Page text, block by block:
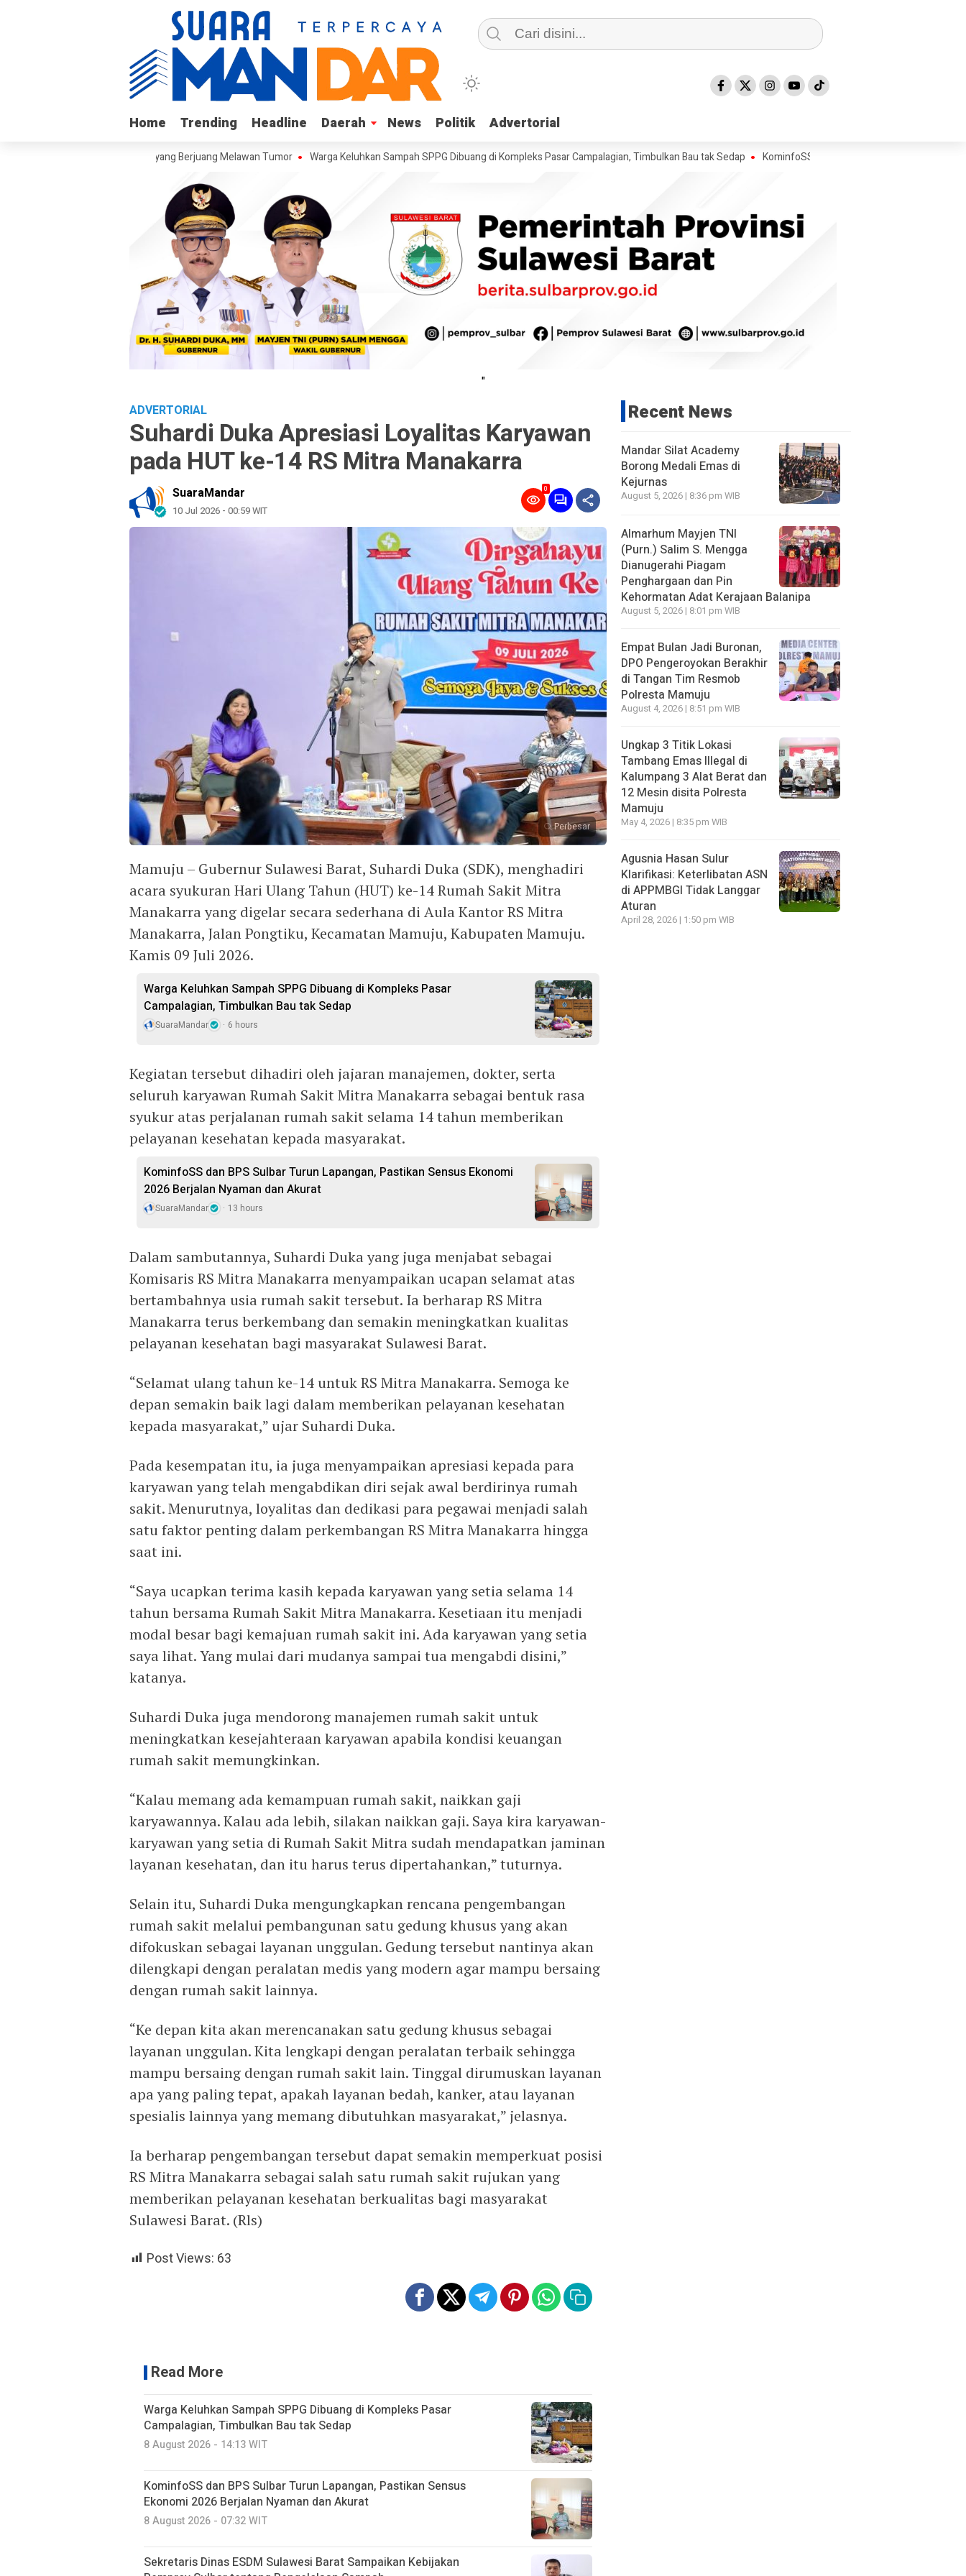
Home Trending Headline Daerah News Politik Advertorial
Home Trending Headline Daerah News Politik Advertorial
Arif, Remaja Kalukku yang Berjuang Melawan Tumor Warga Keluhkan Sampah SPPG Dibuang di Kompleks Pasar Campalagian, Timbulkan Bau tak Sedap KominfoSS dan BPS Sulbar Turun Lapangan, Pastikan
"
ADVERTORIAL
Suhardi Duka Apresiasi Loyalitas Karyawan
pada HUT ke-14 RS Mitra Manakarra
SuaraMandar
10 Jul 2026 - 00:59 WIT
0
Perbesar
Mamuju – Gubernur Sulawesi Barat, Suhardi Duka (SDK), menghadiri
acara syukuran Hari Ulang Tahun (HUT) ke-14 Rumah Sakit Mitra
Manakarra yang digelar secara sederhana di Aula Kantor RS Mitra
Manakarra, Jalan Pongtiku, Kecamatan Mamuju, Kabupaten Mamuju.
Kamis 09 Juli 2026.
Warga Keluhkan Sampah SPPG Dibuang di Kompleks Pasar
Campalagian, Timbulkan Bau tak Sedap
SuaraMandar 6 hours
Kegiatan tersebut dihadiri oleh jajaran manajemen, dokter, serta
seluruh karyawan Rumah Sakit Mitra Manakarra sebagai bentuk rasa
syukur atas perjalanan rumah sakit selama 14 tahun memberikan
pelayanan kesehatan kepada masyarakat.
KominfoSS dan BPS Sulbar Turun Lapangan, Pastikan Sensus Ekonomi
2026 Berjalan Nyaman dan Akurat
SuaraMandar 13 hours
Dalam sambutannya, Suhardi Duka yang juga menjabat sebagai
Komisaris RS Mitra Manakarra menyampaikan ucapan selamat atas
bertambahnya usia rumah sakit tersebut. Ia berharap RS Mitra
Manakarra terus berkembang dan semakin meningkatkan kualitas
pelayanan kesehatan bagi masyarakat Sulawesi Barat.
“Selamat ulang tahun ke-14 untuk RS Mitra Manakarra. Semoga ke
depan semakin baik lagi dalam memberikan pelayanan kesehatan
kepada masyarakat,” ujar Suhardi Duka.
Pada kesempatan itu, ia juga menyampaikan apresiasi kepada para
karyawan yang telah mengabdikan diri sejak awal berdirinya rumah
sakit. Menurutnya, loyalitas dan dedikasi para pegawai menjadi salah
satu faktor penting dalam perkembangan RS Mitra Manakarra hingga
saat ini.
“Saya ucapkan terima kasih kepada karyawan yang setia selama 14
tahun bersama Rumah Sakit Mitra Manakarra. Kesetiaan itu menjadi
modal besar bagi kemajuan rumah sakit ini. Ada karyawan yang setia
saya lihat. Yang mulai dari mudanya sampai tua mengabdi disini,”
katanya.
Suhardi Duka juga mendorong manajemen rumah sakit untuk
meningkatkan kesejahteraan karyawan apabila kondisi keuangan
rumah sakit memungkinkan.
“Kalau memang ada kemampuan rumah sakit, naikkan gaji
karyawannya. Kalau ada lebih, silakan naikkan gaji. Saya kira karyawan-
karyawan yang setia di Rumah Sakit Mitra sudah mendapatkan jaminan
layanan kesehatan, dan itu harus terus dipertahankan,” tuturnya.
Selain itu, Suhardi Duka mengungkapkan rencana pengembangan
rumah sakit melalui pembangunan satu gedung khusus yang akan
difokuskan sebagai layanan unggulan. Gedung tersebut nantinya akan
dilengkapi dengan peralatan medis yang modern agar mampu bersaing
dengan rumah sakit lainnya.
“Ke depan kita akan merencanakan satu gedung khusus sebagai
layanan unggulan. Kita lengkapi dengan peralatan terbaik sehingga
mampu bersaing dengan rumah sakit lain. Tinggal dirumuskan layanan
apa yang paling tepat, apakah layanan bedah, kanker, atau layanan
spesialis lainnya yang memang dibutuhkan masyarakat,” jelasnya.
Ia berharap pengembangan tersebut dapat semakin memperkuat posisi
RS Mitra Manakarra sebagai salah satu rumah sakit rujukan yang
memberikan pelayanan kesehatan berkualitas bagi masyarakat
Sulawesi Barat. (Rls)
Post Views: 63
Read More
Warga Keluhkan Sampah SPPG Dibuang di Kompleks Pasar
Campalagian, Timbulkan Bau tak Sedap
8 August 2026 - 14:13 WIT
KominfoSS dan BPS Sulbar Turun Lapangan, Pastikan Sensus
Ekonomi 2026 Berjalan Nyaman dan Akurat
8 August 2026 - 07:32 WIT
Sekretaris Dinas ESDM Sulawesi Barat Sampaikan Kebijakan
Recent News
Mandar Silat Academy
Borong Medali Emas di
Kejurnas
August 5, 2026 | 8:36 pm WIB
Almarhum Mayjen TNI
(Purn.) Salim S. Mengga
Dianugerahi Piagam
Penghargaan dan Pin
Kehormatan Adat Kerajaan Balanipa
August 5, 2026 | 8:01 pm WIB
Empat Bulan Jadi Buronan,
DPO Pengeroyokan Berakhir
di Tangan Tim Resmob
Polresta Mamuju
August 4, 2026 | 8:51 pm WIB
Ungkap 3 Titik Lokasi
Tambang Emas Illegal di
Kalumpang 3 Alat Berat dan
12 Mesin disita Polresta
Mamuju
May 4, 2026 | 8:35 pm WIB
Agusnia Hasan Sulur
Klarifikasi: Keterlibatan ASN
di APPMBGI Tidak Langgar
Aturan
April 28, 2026 | 1:50 pm WIB